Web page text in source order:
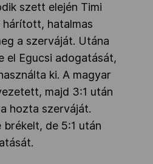
szett elején Timi
hatalmas
a szerváját. Utána
el Egucsi adogatását,
ki. A magyar
majd 3:1 után
hozta szerváját.
de 5:1 után